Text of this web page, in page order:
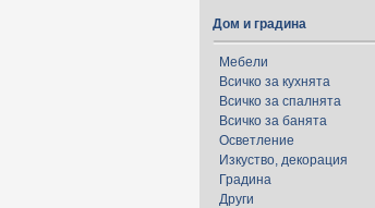
Дом и градина
Мебели
Всичко за кухнята
Всичко за спалнята
Всичко за банята
Осветление
Изкуство, декорация
Градина
Други